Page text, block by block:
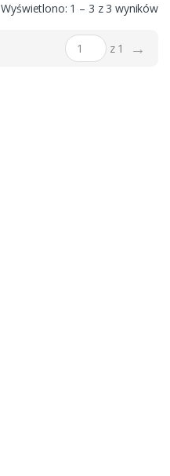
Wyświetlono: 1 – 3 z 3 wyników
z 1 →